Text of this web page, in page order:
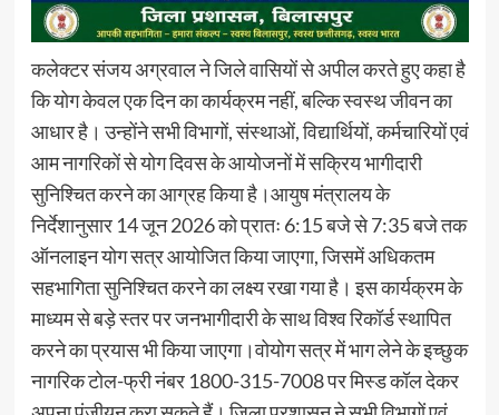
कलेक्टर संजय अग्रवाल ने जिले वासियों से अपील करते हुए कहा है
कि योग केवल एक दिन का कार्यक्रम नहीं, बल्कि स्वस्थ जीवन का
आधार है। उन्होंने सभी विभागों, संस्थाओं, विद्यार्थियों, कर्मचारियों एवं
आम नागरिकों से योग दिवस के आयोजनों में सक्रिय भागीदारी
सुनिश्चित करने का आग्रह किया है।आयुष मंत्रालय के
निर्देशानुसार 14 जून 2026 को प्रातः 6:15 बजे से 7:35 बजे तक
ऑनलाइन योग सत्र आयोजित किया जाएगा, जिसमें अधिकतम
सहभागिता सुनिश्चित करने का लक्ष्य रखा गया है। इस कार्यक्रम के
माध्यम से बड़े स्तर पर जनभागीदारी के साथ विश्व रिकॉर्ड स्थापित
करने का प्रयास भी किया जाएगा।वोयोग सत्र में भाग लेने के इच्छुक
नागरिक टोल-फ्री नंबर 1800-315-7008 पर मिस्ड कॉल देकर